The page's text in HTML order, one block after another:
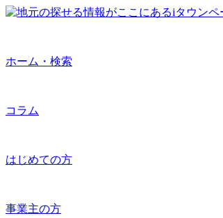
ホーム・検索
コラム
はじめての方
事業主の方